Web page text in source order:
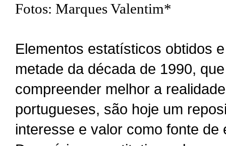
Fotos: Marques Valentim*
Elementos estatísticos obtidos
metade da década de 1990,
compreender melhor a
portugueses, são hoje um
interesse e valor como fonte de